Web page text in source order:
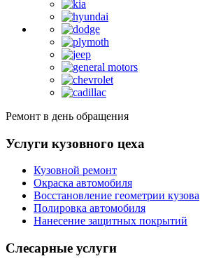
Ремонт в день обращения
Услуги кузовного цеха
Кузовной ремонт
Окраска автомобиля
Восстановление геометрии кузова
Полировка автомобиля
Нанесение защитных покрытий
Слесарные услуги